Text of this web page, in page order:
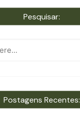
Pesquisar:
Postagens Recentes: